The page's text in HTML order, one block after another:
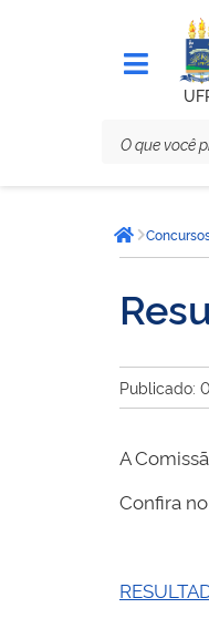
está
aqui:Página
Publicado:
A
Confira